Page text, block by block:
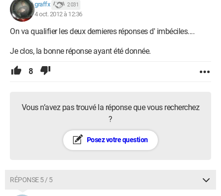
graffx 2 031
4 oct. 2012 à 12:36
On va qualifier les deux dernieres réponses d' imbéciles....
Je clos, la bonne réponse ayant été donnée.
8
Vous n’avez pas trouvé la réponse que vous recherchez
?
Posez votre question
RÉPONSE 5 / 5